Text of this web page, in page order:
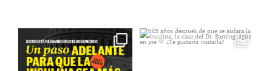
El costo de la insulina no debería
depender de tu...
38 3
105 años después de que se aislara
la insulina, la...